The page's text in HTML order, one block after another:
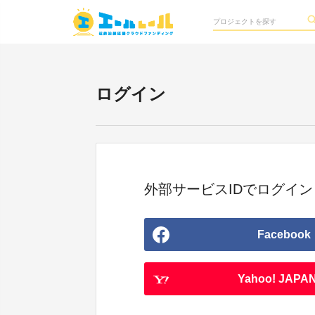
ログイン
外部サービスIDでログイン
Facebook
Yahoo!